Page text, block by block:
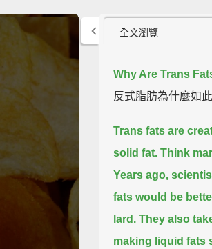
全文瀏覽
Why Are Trans
反式脂肪為什麼如
Trans fats are
solid fat. Think
Years ago,
fats would be
lard. They also
making liquid fats